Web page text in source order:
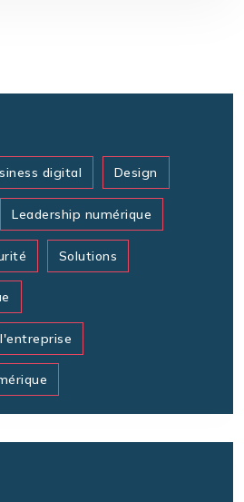
digital Design
Leadership numérique
Solutions